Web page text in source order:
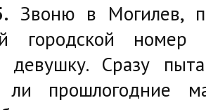
Звоню в Могилев,
городской
Сразу
ли прошлогодние